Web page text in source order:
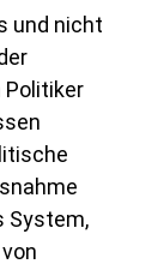
und nicht
Politiker
System,